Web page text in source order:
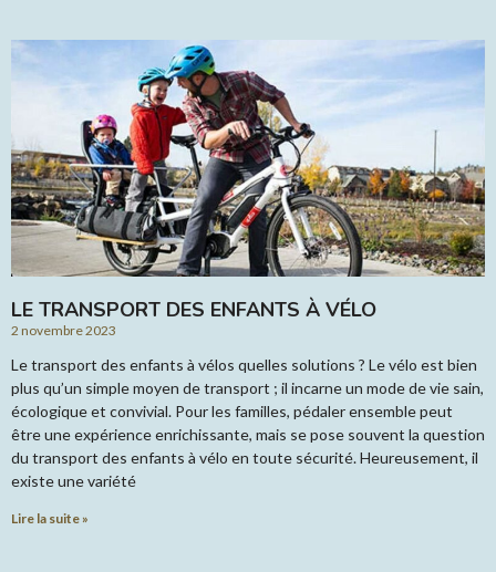
LE TRANSPORT DES ENFANTS À VÉLO
2 novembre 2023
Le transport des enfants à vélos quelles solutions ? Le vélo est bien
plus qu’un simple moyen de transport ; il incarne un mode de vie sain,
écologique et convivial. Pour les familles, pédaler ensemble peut
être une expérience enrichissante, mais se pose souvent la question
du transport des enfants à vélo en toute sécurité. Heureusement, il
existe une variété
Lire la suite »